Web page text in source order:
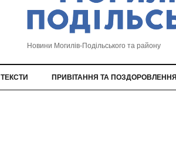
Новини Могилів-Подільського та району
ТЕКСТИ ПРИВІТАННЯ ТА ПОЗДОРОВЛЕННЯ